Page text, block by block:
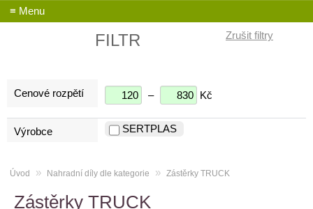
≡ Menu
FILTR
Cenové rozpětí – Kč
Výrobce SERTPLAS
Úvod » Nahradní díly dle kategorie » Zástěrky TRUCK
Zástěrky TRUCK